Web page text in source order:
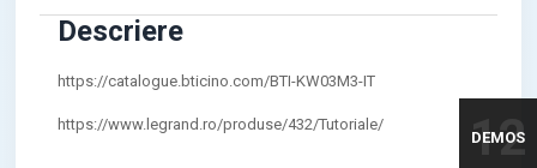
Descriere
https://catalogue.bticino.com/BTI-KW03M3-IT
https://www.legrand.ro/produse/432/Tutoriale/
DEMOS
12